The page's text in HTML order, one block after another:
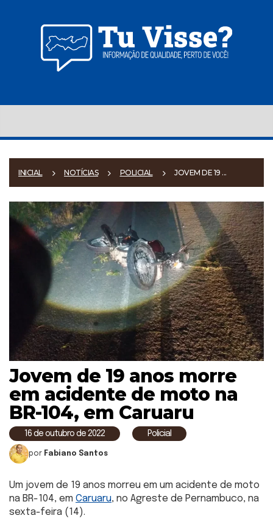
INICIAL NOTÍCIAS POLICIAL JOVEM DE 19 ...
Jovem de 19 anos morre
em acidente de moto na
BR-104, em Caruaru
16 de outubro de 2022 Policial
por Fabiano Santos
Um jovem de 19 anos morreu em um acidente de moto
na BR-104, em Caruaru, no Agreste de Pernambuco, na
sexta-feira (14).